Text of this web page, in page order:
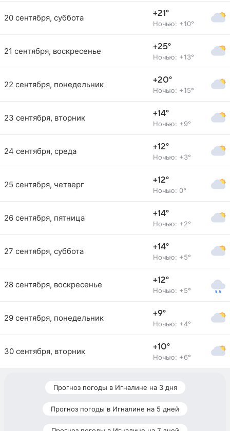
20 сентября, суббота +21°
Ночью: +10°
21 сентября, воскресенье +25°
Ночью: +13°
22 сентября, понедельник +20°
Ночью: +15°
23 сентября, вторник +14°
Ночью: +9°
24 сентября, среда +12°
Ночью: +3°
25 сентября, четверг +12°
Ночью: 0°
26 сентября, пятница +14°
Ночью: +2°
27 сентября, суббота +14°
Ночью: +5°
28 сентября, воскресенье +12°
Ночью: +5°
29 сентября, понедельник +9°
Ночью: +4°
30 сентября, вторник +10°
Ночью: +6°
Прогноз погоды в Игналине на 3 дня
Прогноз погоды в Игналине на 5 дней